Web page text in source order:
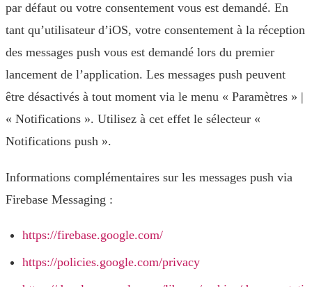
par défaut ou votre consentement vous est demandé. En
tant qu’utilisateur d’iOS, votre consentement à la réception
des messages push vous est demandé lors du premier
lancement de l’application. Les messages push peuvent
être désactivés à tout moment via le menu « Paramètres » |
« Notifications ». Utilisez à cet effet le sélecteur «
Notifications push ».
Informations complémentaires sur les messages push via
Firebase Messaging :
https://firebase.google.com/
https://policies.google.com/privacy